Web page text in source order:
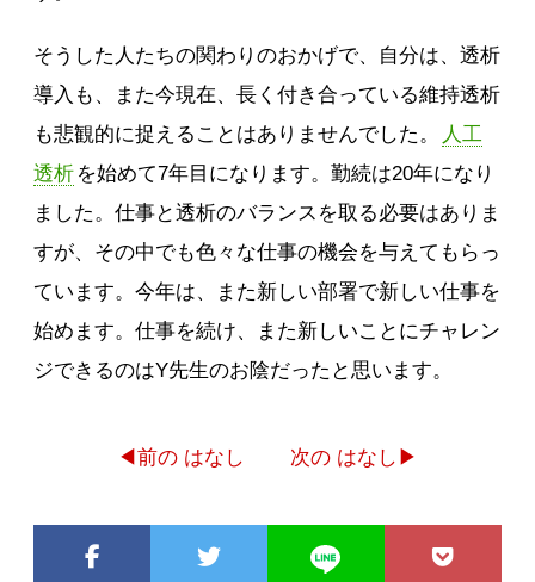
そうした人たちの関わりのおかげで、自分は、透析
導入も、また今現在、長く付き合っている維持透析
も悲観的に捉えることはありませんでした。
人工
透析 を始めて7年目になります。勤続は20年になり
ました。仕事と透析のバランスを取る必要はありま
すが、その中でも色々な仕事の機会を与えてもらっ
ています。今年は、また新しい部署で新しい仕事を
始めます。仕事を続け、また新しいことにチャレン
ジできるのはY先生のお陰だったと思います。
◀前の はなし 次の はなし▶